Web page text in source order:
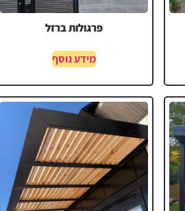
פרגולות ברזל
מידע נוסף